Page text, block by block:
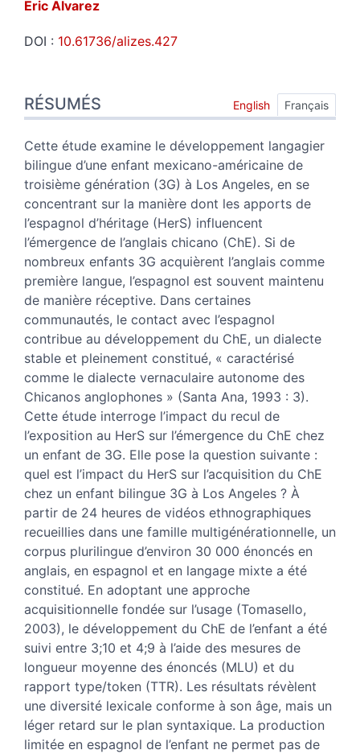
Eric Alvarez
DOI : 10.61736/alizes.427
Index
Plan
Texte
Bibliographie
Notes
Illustrations
Citer cet article
Auteur
RÉSUMÉS English Français
Cette étude examine le développement langagier
bilingue d’une enfant mexicano-américaine de
troisième génération (3G) à Los Angeles, en se
concentrant sur la manière dont les apports de
l’espagnol d’héritage (HerS) influencent
l’émergence de l’anglais chicano (ChE). Si de
nombreux enfants 3G acquièrent l’anglais comme
première langue, l’espagnol est souvent maintenu
de manière réceptive. Dans certaines
communautés, le contact avec l’espagnol
contribue au développement du ChE, un dialecte
stable et pleinement constitué, « caractérisé
comme le dialecte vernaculaire autonome des
Chicanos anglophones » (Santa Ana, 1993 : 3).
Cette étude interroge l’impact du recul de
l’exposition au HerS sur l’émergence du ChE chez
un enfant de 3G. Elle pose la question suivante :
quel est l’impact du HerS sur l’acquisition du ChE
chez un enfant bilingue 3G à Los Angeles ? À
partir de 24 heures de vidéos ethnographiques
recueillies dans une famille multigénérationnelle, un
corpus plurilingue d’environ 30 000 énoncés en
anglais, en espagnol et en langage mixte a été
constitué. En adoptant une approche
acquisitionnelle fondée sur l’usage (Tomasello,
2003), le développement du ChE de l’enfant a été
suivi entre 3;10 et 4;9 à l’aide des mesures de
longueur moyenne des énoncés (MLU) et du
rapport type/token (TTR). Les résultats révèlent
une diversité lexicale conforme à son âge, mais un
léger retard sur le plan syntaxique. La production
limitée en espagnol de l’enfant ne permet pas de